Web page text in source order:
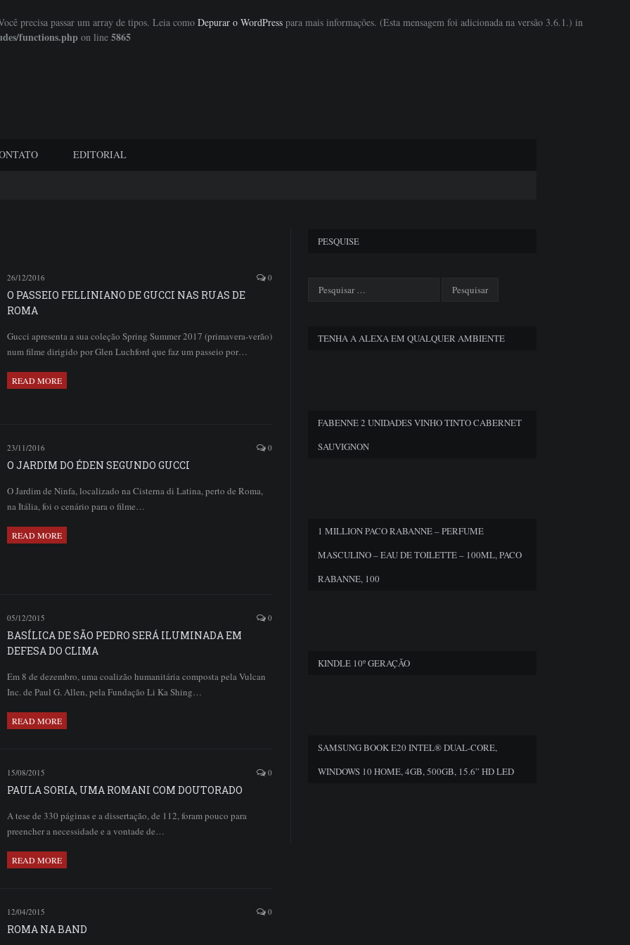
precisa passar um array de tipos. Leia como Depurar o WordPress para mais informações. (Esta mensagem foi adicionada na versão 3.6.1.) in
functions.php on line 5865
EDITORIAL
26/12/2016 0
O PASSEIO FELLINIANO DE GUCCI NAS RUAS DE
ROMA
Gucci apresenta a sua coleção Spring Summer 2017 (primavera-verão)
num filme dirigido por Glen Luchford que faz um passeio por…
READ MORE
23/11/2016 0
O JARDIM DO ÉDEN SEGUNDO GUCCI
O Jardim de Ninfa, localizado na Cisterna di Latina, perto de Roma,
na Itália, foi o cenário para o filme…
READ MORE
05/12/2015 0
BASÍLICA DE SÃO PEDRO SERÁ ILUMINADA EM
DEFESA DO CLIMA
Em 8 de dezembro, uma coalizão humanitária composta pela Vulcan
Inc. de Paul G. Allen, pela Fundação Li Ka Shing…
READ MORE
15/08/2015 0
PAULA SORIA, UMA ROMANI COM DOUTORADO
A tese de 330 páginas e a dissertação, de 112, foram pouco para
preencher a necessidade e a vontade de…
READ MORE
12/04/2015 0
ROMA NA BAND
PESQUISE
TENHA A ALEXA EM QUALQUER AMBIENTE
FABENNE 2 UNIDADES VINHO TINTO CABERNET
SAUVIGNON
1 MILLION PACO RABANNE – PERFUME
MASCULINO – EAU DE TOILETTE – 100ML, PACO
RABANNE, 100
KINDLE 10º GERAÇÃO
SAMSUNG BOOK E20 INTEL® DUAL-CORE,
WINDOWS 10 HOME, 4GB, 500GB, 15.6” HD LED